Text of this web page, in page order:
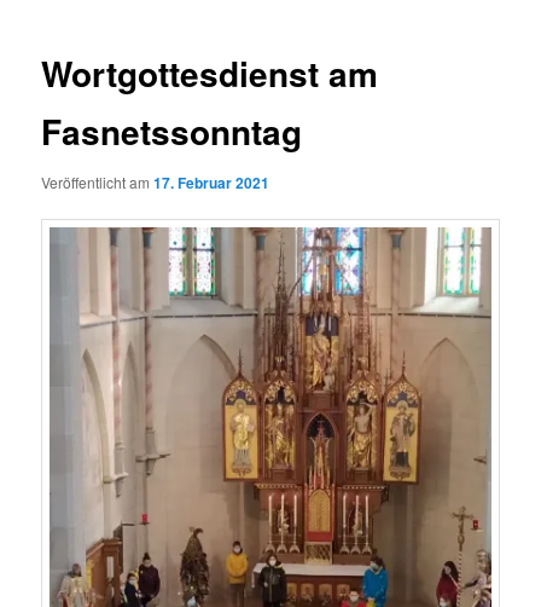
Wortgottesdienst am
Fasnetssonntag
Veröffentlicht am17. Februar 2021